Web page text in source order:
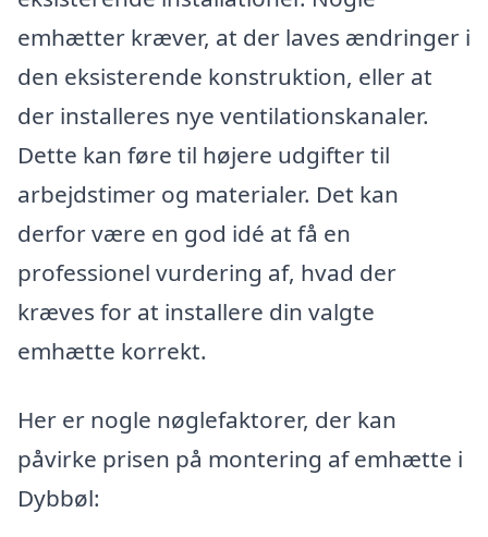
emhætter kræver, at der laves ændringer i
den eksisterende konstruktion, eller at
der installeres nye ventilationskanaler.
Dette kan føre til højere udgifter til
arbejdstimer og materialer. Det kan
derfor være en god idé at få en
professionel vurdering af, hvad der
kræves for at installere din valgte
emhætte korrekt.
Her er nogle nøglefaktorer, der kan
påvirke prisen på montering af emhætte i
Dybbøl: